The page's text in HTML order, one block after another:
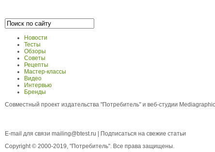
Новости
Тесты
Обзоры
Советы
Рецепты
Мастер-классы
Видео
Интервью
Бренды
Совместный проект издательства "Потребитель" и веб-студии
E-mail для связи mailing@btest.ru
Подписаться на свежие статьи
Copyright © 2000-2019, "Потребитель". Все права защищены.